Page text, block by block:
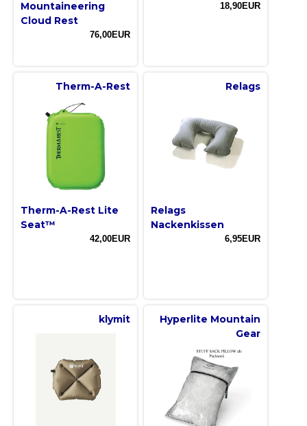
Mountaineering
Cloud Rest
76,00EUR
18,90EUR
Therm-A-Rest
Therm-A-Rest Lite
Seat™
42,00EUR
Relags
Relags
Nackenkissen
6,95EUR
klymit
Hyperlite Mountain
Gear